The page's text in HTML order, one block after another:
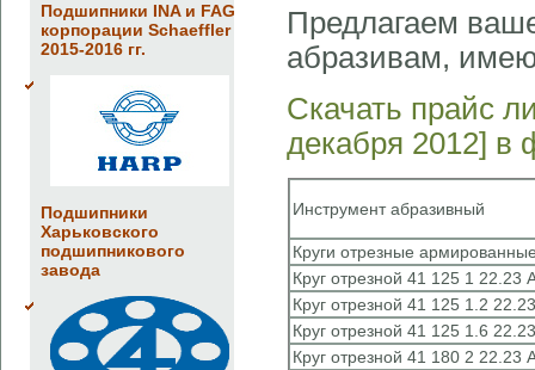
Подшипники INA и FAG
корпорации Schaeffler
2015-2016 гг.
Подшипники
Харьковского
подшипникового
завода
Предлагаем
абразивам,
Скачать прайс
декабря 2012] в
Инструмент абразивный
Круги отрезные
Круг отрезной 41 125 1 22.23
Круг отрезной 41 125 1.2
Круг отрезной 41 125 1.6
Круг отрезной 41 180 2 22.23